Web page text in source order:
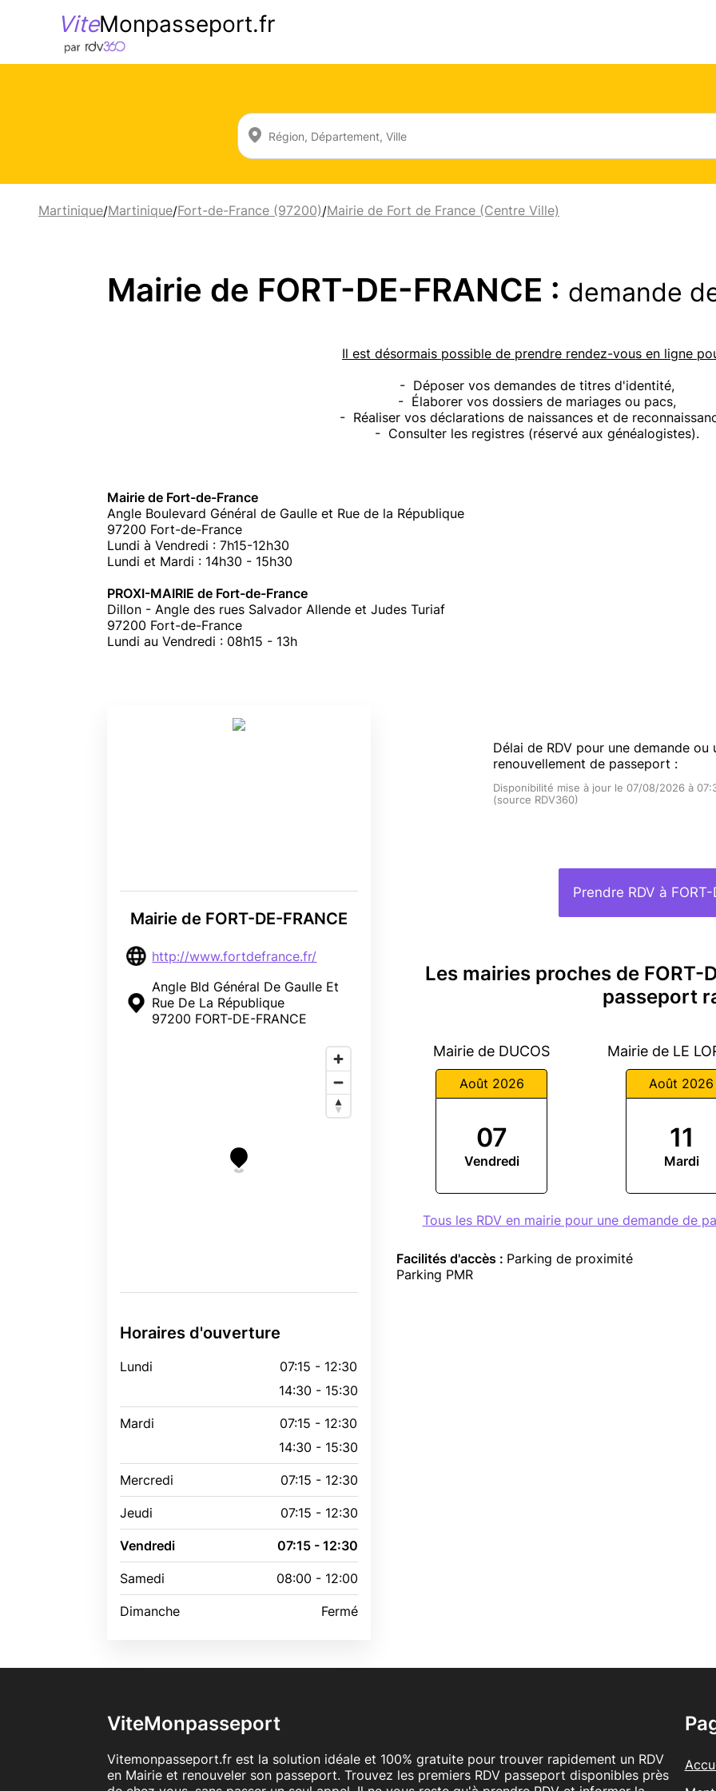
ViteMonpasseport.fr
Martinique/Martinique/Fort-de-France (97200)/Mairie de Fort de France (Centre Ville)
Mairie de FORT-DE-FRANCE : demande
Il est désormais possible de prendre rendez-vous en ligne
- Déposer vos demandes de titres d'identité,
- Élaborer vos dossiers de mariages ou pacs,
- Réaliser vos déclarations de naissances et de
- Consulter les registres (réservé aux généalogistes).
Mairie de Fort-de-France
Angle Boulevard Général de Gaulle et Rue de la République
97200 Fort-de-France
Lundi à Vendredi : 7h15-12h30
Lundi et Mardi : 14h30 - 15h30
PROXI-MAIRIE de Fort-de-France
Dillon - Angle des rues Salvador Allende et Judes Turiaf
97200 Fort-de-France
Lundi au Vendredi : 08h15 - 13h
Mairie de FORT-DE-FRANCE
http://www.fortdefrance.fr/
Angle Bld Général De Gaulle Et
Rue De La République
97200 FORT-DE-FRANCE
Horaires d'ouverture
Lundi
07:15 - 12:30
14:30 - 15:30
Mardi
07:15 - 12:30
14:30 - 15:30
Mercredi 07:15 - 12:30
Jeudi 07:15 - 12:30
Vendredi 07:15 - 12:30
Samedi 08:00 - 12:00
Dimanche Fermé
Délai de RDV pour une demande ou
renouvellement de passeport :
Disponibilité mise à jour le 07/08/2026 à
(source RDV360)
Prendre RDV à FORT-
Les mairies proches de FORT-
passeport
Mairie de DUCOS
Août 2026
07
Vendredi
Mairie de LE
Août 2026
11
Mardi
Tous les RDV en mairie pour une demande de
Facilités d'accès : Parking de proximité
Parking PMR
ViteMonpasseport
Vitemonpasseport.fr est la solution idéale et 100% gratuite pour trouver rapidement un RDV
en Mairie et renouveler son passeport. Trouvez les premiers RDV passeport disponibles près